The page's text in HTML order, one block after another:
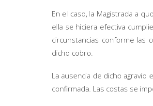
En el caso, la Magistrada a
ella se hiciera efectiva
circunstancias conforme las
dicho cobro.
La ausencia de dicho
confirmada. Las costas se